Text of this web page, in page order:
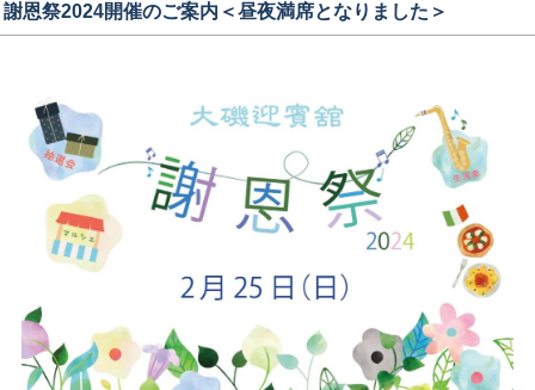
謝恩祭2024開催のご案内＜昼夜満席となりました＞